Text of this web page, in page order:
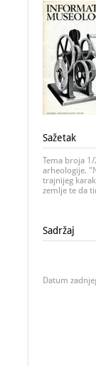
Sažetak
Tema broja
arheologije.
trajnijeg
zemlje te da
Sadržaj
Datum